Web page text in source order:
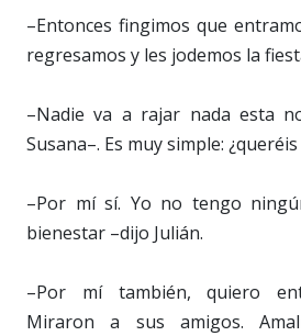
–Entonces fingimos que
regresamos y les jodemos la
–Nadie va a rajar nada esta
Susana–. Es muy simple:
–Por mí sí. Yo no tengo
bienestar –dijo Julián.
–Por mí también, quiero
Miraron a sus amigos.